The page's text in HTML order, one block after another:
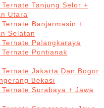
Tanjung Selor +
Utara
Ternate Banjarmasin +
Selatan
Palangkaraya
Ternate Pontianak
Ternate Jakarta Dan Bogor
Bekasi
Surabaya + Jawa